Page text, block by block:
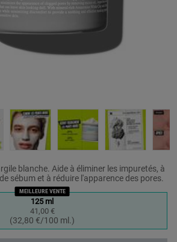
blanche. Aide à éliminer les impuretés, à
sébum et à réduire l'apparence des pores.
Sélectionné
125 ml
41,00 €
(32,80 €/100 ml.)
MEILLEURE VENTE
, 1 of 1